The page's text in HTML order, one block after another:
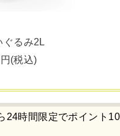
ぐるみ2L
(税込)
24時間限定でポイント